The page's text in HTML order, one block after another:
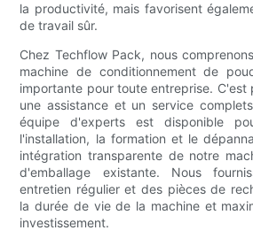
la productivité, mais favorisent
de travail sûr.
Chez Techflow Pack, nous
machine de conditionnement de
importante pour toute entreprise. C'est
une assistance et un service
équipe d'experts est disponible
l'installation, la formation et le
intégration transparente de notre
d'emballage existante. Nous
entretien régulier et des pièces de
la durée de vie de la machine et
investissement.